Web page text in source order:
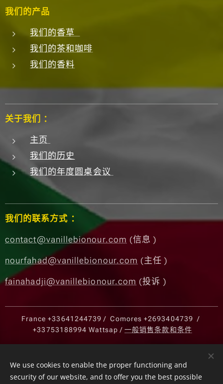
我们的产品
我们的香草
我们的茶和咖啡
我们的香料
关于我们 ：
主页
我们的历史
我们的年度圆桌会议
我们的联系方式 ：
contact@vanillebionour.com (信息 )
nourfahad@vanillebionour.com (主任 )
fainahadji@vanillebionour.com (投诉 )
France+33641244739 / Comores+2693404739 /
+33753188994Wattsap / 一般销售条款和条件
Languages
We use cookies to enable the proper functioning and
security of our website, and to offer you the best possible